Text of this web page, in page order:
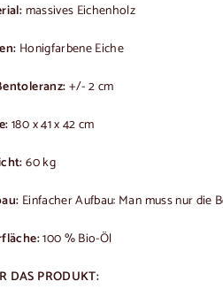
massives Eichenholz
Honigfarbene Eiche
+/- 2 cm
180 x 41 x 42 cm
60 kg
Einfacher Aufbau: Man muss nur die
100 % Bio-Öl
DAS PRODUKT: